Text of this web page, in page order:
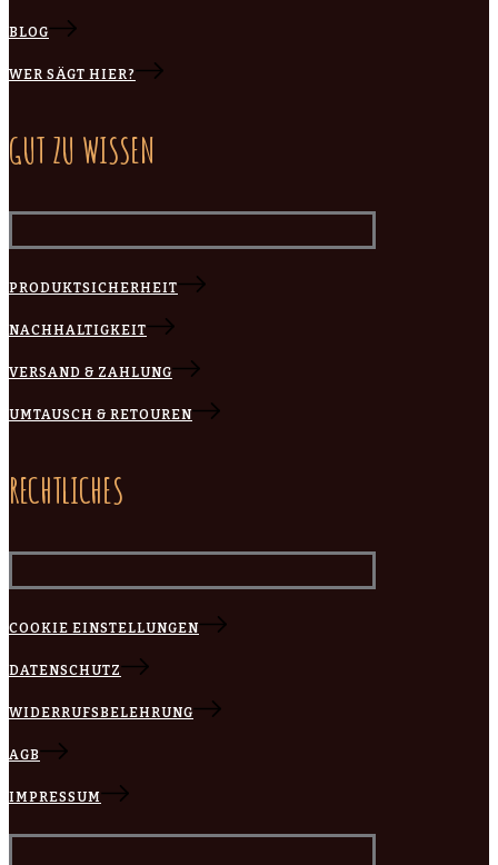
BLOG
WER SÄGT HIER?
GUT ZU WISSEN
PRODUKTSICHERHEIT
NACHHALTIGKEIT
VERSAND & ZAHLUNG
UMTAUSCH & RETOUREN
RECHTLICHES
COOKIE EINSTELLUNGEN
DATENSCHUTZ
WIDERRUFSBELEHRUNG
AGB
IMPRESSUM